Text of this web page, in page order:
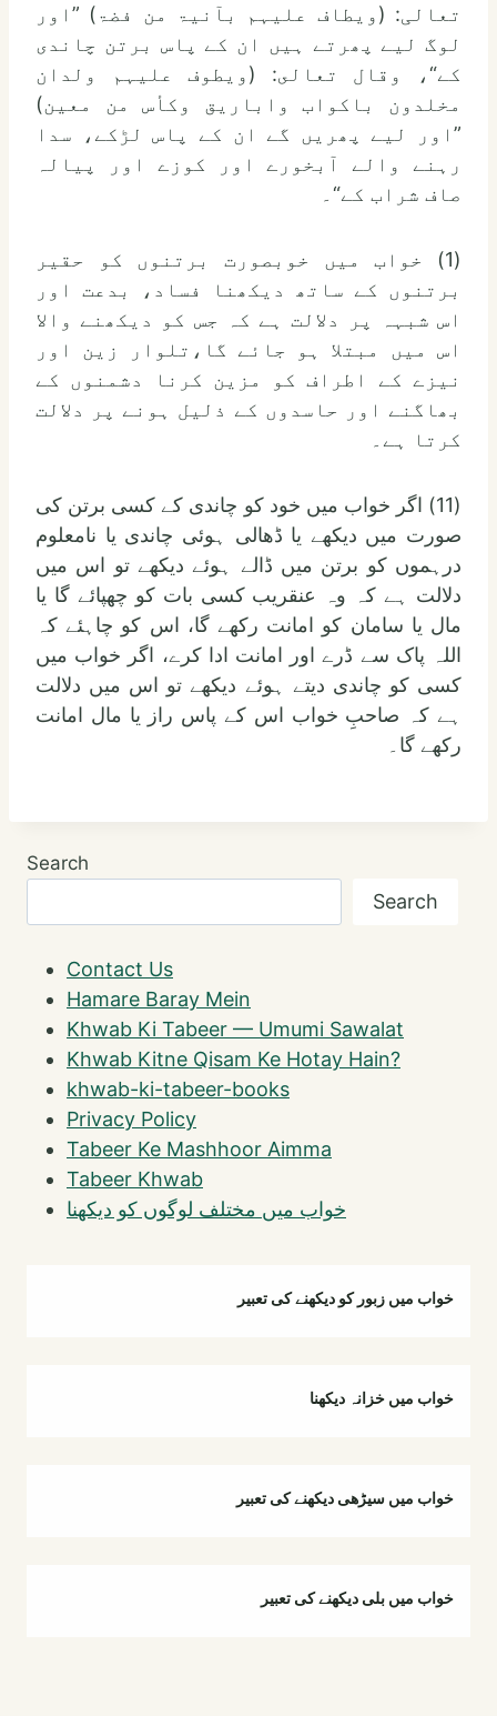
تعالی: (ویطاف علیہم بآنیۃ من فضۃ) ”اور
لوگ لیے پھرتے ہیں ان کے پاس برتن چاندی
کے“، وقال تعالى: (ویطوف علیہم ولدان
مخلدون باکواب واباریق وکأس من معین)
”اور لیے پھریں گے ان کے پاس لڑکے، سدا
رہنے والے آبخورے اور کوزے اور پیالہ
صاف شراب کے“۔
(1) خواب میں خوبصورت برتنوں کو حقیر
برتنوں کے ساتھ دیکھنا فساد، بدعت اور
اس شبہہ پر دلالت ہے کہ جس کو دیکھنے والا
اس میں مبتلا ہو جائے گا،تلوار زین اور
نیزے کے اطراف کو مزین کرنا دشمنوں کے
بھاگنے اور حاسدوں کے ذلیل ہونے پر دلالت
کرتا ہے۔
(11) اگر خواب میں خود کو چاندی کے کسی برتن کی
صورت میں دیکھے یا ڈھالی ہوئی چاندی یا نامعلوم
درہموں کو برتن میں ڈالے ہوئے دیکھے تو اس میں
دلالت ہے کہ وہ عنقریب کسی بات کو چھپائے گا یا
مال یا سامان کو امانت رکھے گا، اس کو چاہئے کہ
اللہ پاک سے ڈرے اور امانت ادا کرے، اگر خواب میں
کسی کو چاندی دیتے ہوئے دیکھے تو اس میں دلالت
ہے کہ صاحبِ خواب اس کے پاس راز یا مال امانت
رکھے گا۔
Search
Search
Contact Us
Hamare Baray Mein
Khwab Ki Tabeer — Umumi Sawalat
Khwab Kitne Qisam Ke Hotay Hain?
khwab-ki-tabeer-books
Privacy Policy
Tabeer Ke Mashhoor Aimma
Tabeer Khwab
خواب میں مختلف لوگوں کو دیکھنا
خواب میں زبور کو دیکھنے کی تعبیر
خواب میں خزانہ دیکھنا
خواب میں سیڑھی دیکھنے کی تعبیر
خواب میں بلی دیکھنے کی تعبیر